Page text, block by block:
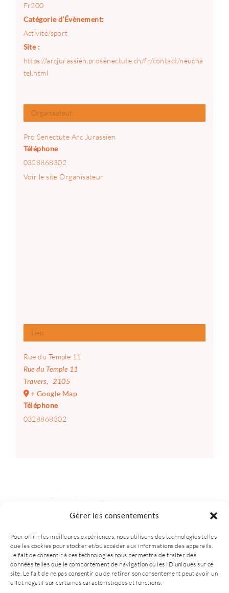
Gérer les consentements
Pour offrir les meilleures expériences, nous utilisons des technologies telles
que les cookies pour stocker et/ou accéder aux informations des appareils.
Le fait de consentir à ces technologies nous permettra de traiter des
données telles que le comportement de navigation ou les ID uniques sur ce
site. Le fait de ne pas consentir ou de retirer son consentement peut avoir un
effet négatif sur certaines caractéristiques et fonctions.
Fr200
Catégorie d’Évènement:
Activité/sport
Site :
https://arcjurassien.prosenectute.ch/fr/contact/neucha
tel.html
Organisateur
Pro Senectute Arc Jurassien
Téléphone
0328868302
Voir le site Organisateur
Lieu
Rue du Temple 11
Rue du Temple 11
Travers,
2105
+ Google Map
Téléphone
0328868302